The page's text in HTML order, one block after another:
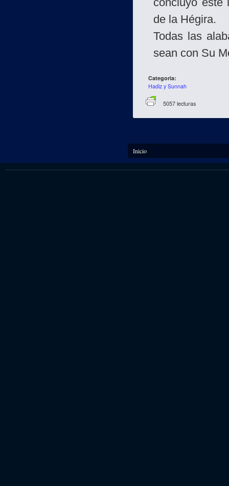
de la Hégira.
Todas las
sean con Su
Categoria:
Hadiz y Sunnah
5057 lecturas
Se encuentra usted aquí
Inicio